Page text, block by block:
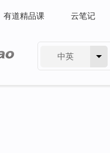
有道精品课 云笔记
中英